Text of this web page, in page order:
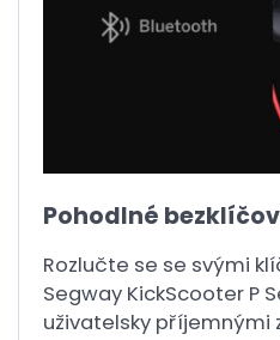
Pohodlné
Rozlučte se se svými
Segway KickScooter P
uživatelsky příjemnými